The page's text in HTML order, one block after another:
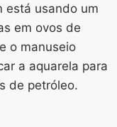
está usando um
em ovos de
o manuseio
a aquarela para
de petróleo.